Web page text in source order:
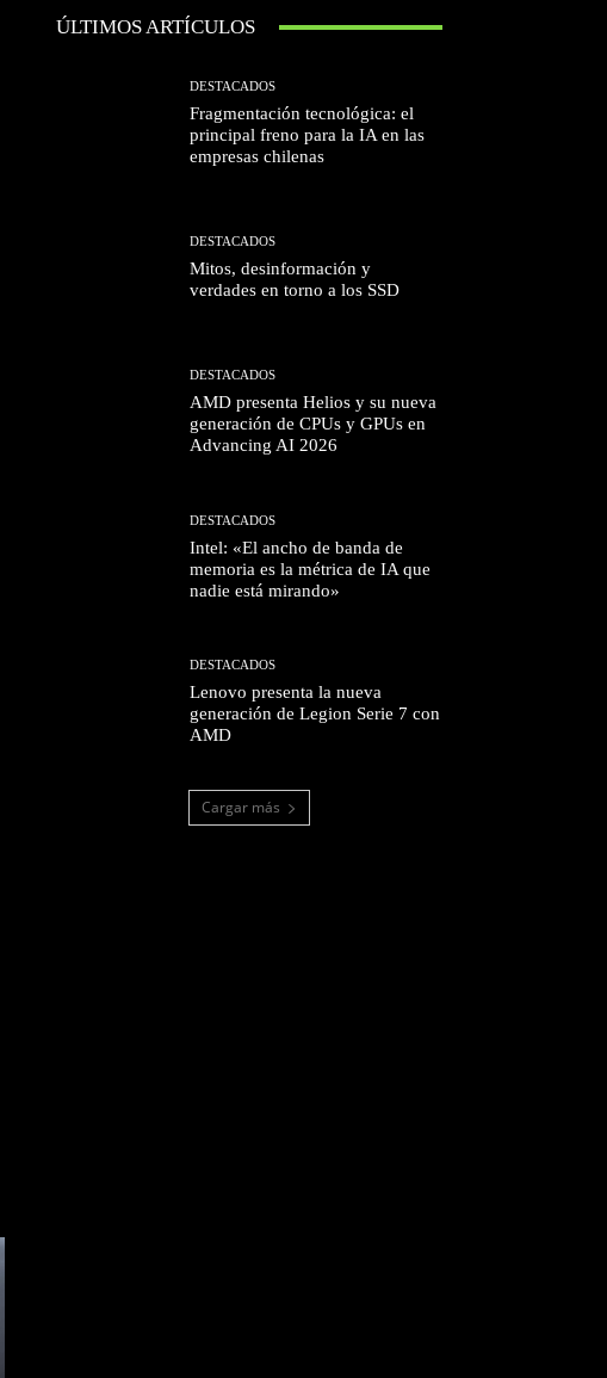
ÚLTIMOS ARTÍCULOS
DESTACADOS
Fragmentación tecnológica: el
principal freno para la IA en las
empresas chilenas
DESTACADOS
Mitos, desinformación y
verdades en torno a los SSD
DESTACADOS
AMD presenta Helios y su nueva
generación de CPUs y GPUs en
Advancing AI 2026
DESTACADOS
Intel: «El ancho de banda de
memoria es la métrica de IA que
nadie está mirando»
DESTACADOS
Lenovo presenta la nueva
generación de Legion Serie 7 con
AMD
Cargar más